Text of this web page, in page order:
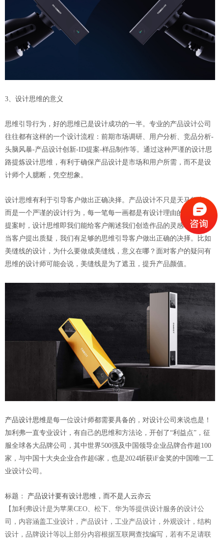
3、设计思维的意义
思维引导行为，好的思维已是设计成功的一半。专业的产品设计公司
往往都有这样的一个设计流程：前期市场调研、用户分析、竞品分析-
头脑风暴-产品设计创新-ID提案-样品制作等。通过这种严谨的设计思
路提炼设计思维，有利于确保产品设计是市场和用户所需，而不是设
计师个人臆断，凭空想象。
设计思维有利于引导客户做出正确决择。产品设计不只是天马行空，
而是一个严谨的设计行为，每一笔每一画都是有设计理由的。当设计
提案时，设计思维即我们能给客户阐述我们创造作品的灵感和价值。
当客户提出质疑，我们有足够的思维引导客户做出正确的决择。比如
美缝线的设计，为什么要做成美缝线，意义在哪？面对客户的疑问有
思维的设计师可能会说，美缝线是为了遮丑，提升产品颜值。
产品设计思维是每一位设计师都需要具备的，对设计公司来说也是！
加利弗一直专业设计，有自己的思维和方法论，开创了“利益点”，征
服全球各大品牌公司，其中世界500强及中国领导企业品牌合作超100
家，与中国十大央企业合作超6家，也是2024斩获iF金奖的中国唯一工
业设计公司。
标题：
产品设计要有设计思维，而不是人云亦云
【加利弗设计是为苹果CEO、松下、华为等提供设计服务的设计公
司， 内容涵盖工业设计，产品设计，工业产品设计，外观设计，结构
设计，品牌设计等以上部分内容根据互联网查找编写，若有不足请联